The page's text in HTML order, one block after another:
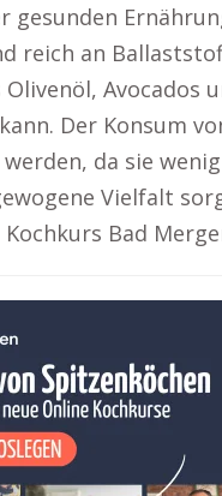
gesunden
reich an
Olivenöl,
Der Konsum
da sie
Vielfalt
Bad